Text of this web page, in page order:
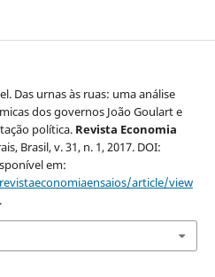
Das urnas às ruas: uma análise
dos governos João Goulart e
política. Revista Economia
Brasil, v. 31, n. 1, 2017. DOI:
em:
article/view